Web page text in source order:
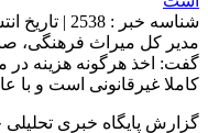
شناسه خبر : 2538 | تاریخ انتشار : 21 آگوست 2019 - 8:25 |
مدیر کل میراث فرهنگی،
گفت: اخذ هرگونه هزینه
کاملا غیرقانونی است و با
گزارش پایگاه خبری